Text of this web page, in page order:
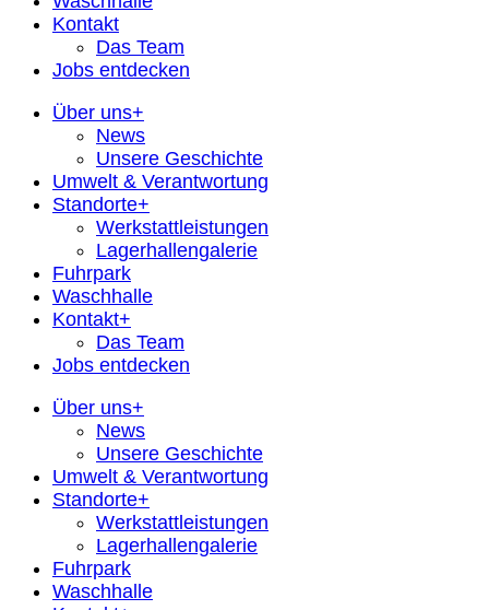
Kontakt
Das Team
Jobs entdecken
Über uns
News
Unsere Geschichte
Umwelt & Verantwortung
Standorte
Werkstattleistungen
Lagerhallengalerie
Fuhrpark
Waschhalle
Kontakt
Das Team
Jobs entdecken
Über uns
News
Unsere Geschichte
Umwelt & Verantwortung
Standorte
Werkstattleistungen
Lagerhallengalerie
Fuhrpark
Waschhalle